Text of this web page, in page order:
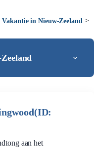
Vakantie in Nieuw-Zeeland >
aan het